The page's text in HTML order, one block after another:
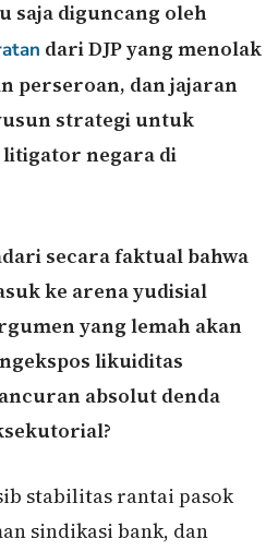
saja diguncang oleh
dari DJP yang menolak
perseroan, dan jajaran
strategi untuk
litigator negara di
secara faktual bahwa
ke arena yudisial
yang lemah akan
likuiditas
absolut denda
stabilitas rantai pasok
sindikasi bank, dan